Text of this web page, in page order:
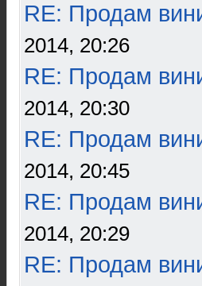
RE: Продам
2014, 20:26
RE: Продам
2014, 20:30
RE: Продам
2014, 20:45
RE: Продам
2014, 20:29
RE: Продам